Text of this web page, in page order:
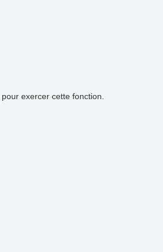
pour exercer cette fonction.